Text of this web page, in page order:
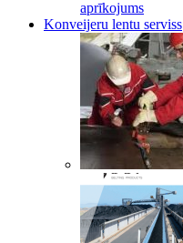
aprīkojums
Konveijeru lentu serviss